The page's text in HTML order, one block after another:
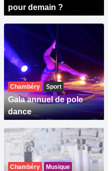
pour demain ?
Chambéry Sport
Gala annuel de pole
dance
Chambéry Musique